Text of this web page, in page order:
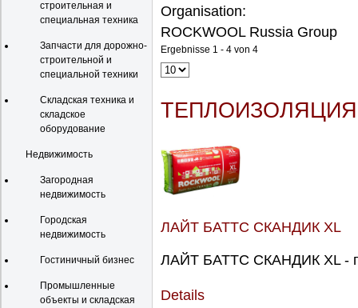
строительная и
специальная техника
Запчасти для дорожно-
строительной и
специальной техники
Складская техника и
складское
оборудование
Недвижимость
Загородная
недвижимость
Городская
недвижимость
Гостиничный бизнес
Промышленные
объекты и складская
Organisation:
ROCKWOOL Russia Group
Ergebnisse 1 - 4 von 4
ЛАЙТ БАТТС СКАНДИК XL
ЛАЙТ БАТТС СКАНДИК XL -
Details